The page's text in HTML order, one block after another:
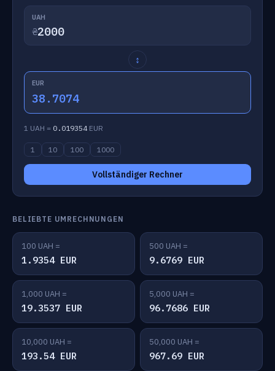
UAH
₴
↕
EUR
38.7074
1 UAH = 0.019354EUR
1 10 100 1000
Vollständiger Rechner
BELIEBTE UMRECHNUNGEN
100 UAH =
1.9354 EUR
500 UAH =
9.6769 EUR
1,000 UAH =
19.3537 EUR
5,000 UAH =
96.7686 EUR
10,000 UAH =
193.54 EUR
50,000 UAH =
967.69 EUR